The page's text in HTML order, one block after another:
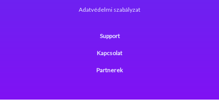
Adatvédelmi szabályzat
Support
Kapcsolat
Partnerek